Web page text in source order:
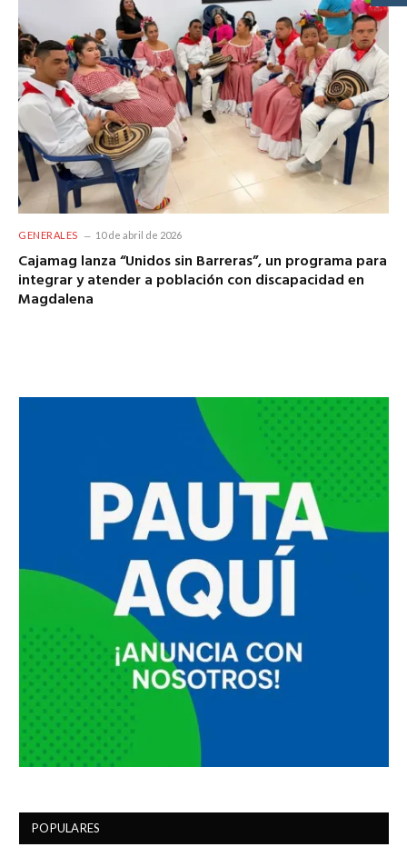
GENERALES 10 de abril de 2026
Cajamag lanza “Unidos sin Barreras”, un programa para
integrar y atender a población con discapacidad en
Magdalena
POPULARES